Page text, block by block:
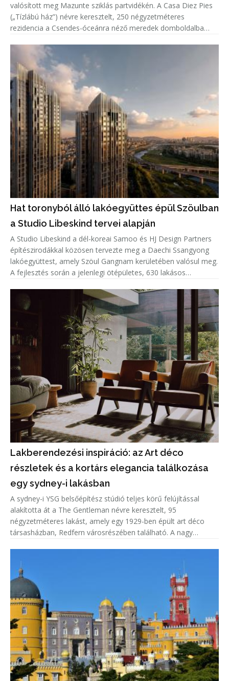
valósított meg Mazunte sziklás partvidékén. A Casa Diez Pies
(„Tízlábú ház”) névre keresztelt, 250 négyzetméteres
rezidencia a Csendes-óceánra néző meredek domboldalba
emeli a ter
Hat toronyból álló lakóegyüttes épül Szöulban
a Studio Libeskind tervei alapján
A Studio Libeskind a dél-koreai Samoo és HJ Design Partners
építészirodákkal közösen tervezte meg a Daechi Ssangyong
lakóegyüttest, amely Szöul Gangnam kerületében valósul meg.
A fejlesztés során a jelenlegi ötépületes, 630 lakásos
emeletes to
Lakberendezési inspiráció: az Art déco
részletek és a kortárs elegancia találkozása
egy sydney-i lakásban
A sydney-i YSG belsőépítész stúdió teljes körű felújítással
alakította át a The Gentleman névre keresztelt, 95
négyzetméteres lakást, amely egy 1929-ben épült art déco
társasházban, Redfern városrészében található. A nagy